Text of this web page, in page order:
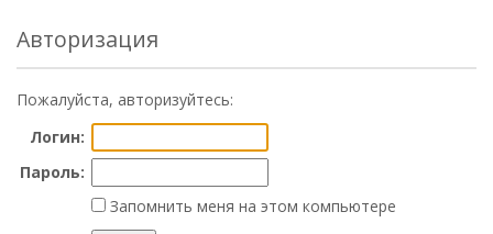
Авторизация
Пожалуйста, авторизуйтесь:
Логин:
Пароль:
Запомнить меня на этом компьютере